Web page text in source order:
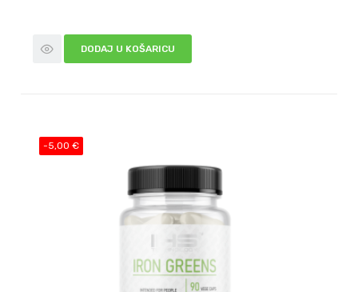
DODAJ U KOŠARICU
-5,00 €